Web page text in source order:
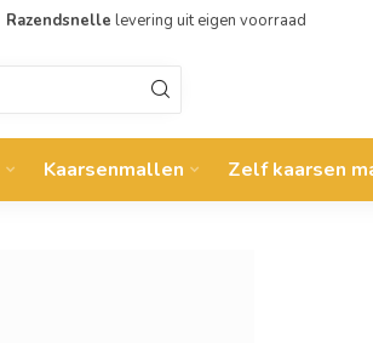
Razendsnelle levering uit eigen voorraad
Kaarsenmallen Zelf kaarsen